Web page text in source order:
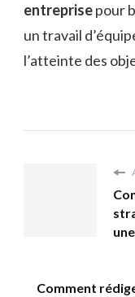
entreprisepour
un travail
l’atteinte des
Comment